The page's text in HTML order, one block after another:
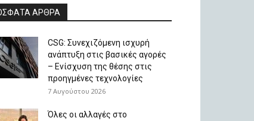
ΑΡΘΡΑ
CSG: Συνεχιζόμενη ισχυρή
ανάπτυξη στις βασικές αγορές
– Ενίσχυση της θέσης στις
προηγμένες τεχνολογίες
7 Αυγούστου 2026
Όλες οι αλλαγές στο